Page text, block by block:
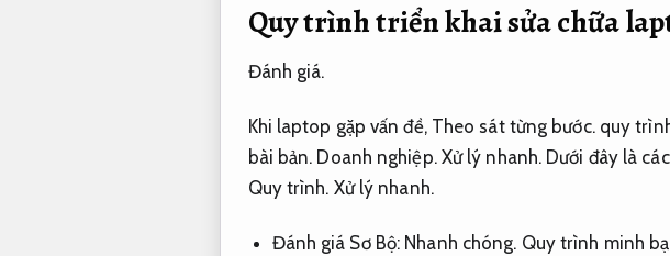
Quy trình triển khai sửa chữa
Đánh giá.
Khi laptop gặp vấn đề, Theo sát từng bước.quy
bài bản. Doanh nghiệp. Xử lý nhanh. Dưới đây là
Quy trình. Xử lý nhanh.
Đánh giá Sơ Bộ: Nhanh chóng. Quy trình minh